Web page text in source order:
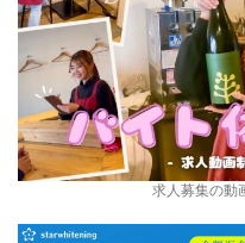
求人募集の動